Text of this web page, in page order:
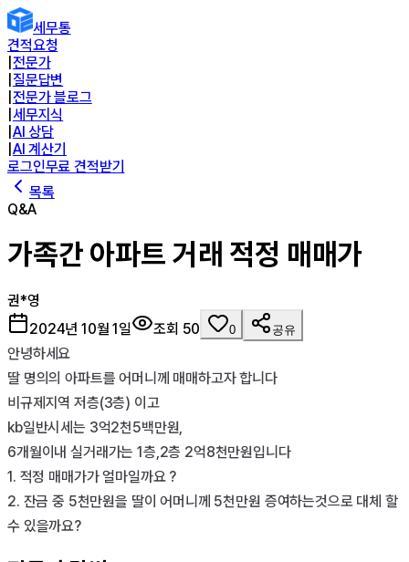
세무통
견적요청
전문가
질문답변
전문가 블로그
세무지식
AI 상담
AI 계산기
로그인무료 견적받기
목록
Q&A
가족간 아파트 거래 적정 매매가
권*영
2024년 10월 1일
조회 50 0 공유
안녕하세요
딸 명의의 아파트를 어머니께 매매하고자 합니다
비규제지역 저층(3층) 이고
kb일반시세는 3억2천5백만원,
6개월이내 실거래가는 1층,2층 2억8천만원입니다
1. 적정 매매가가 얼마일까요 ?
2. 잔금 중 5천만원을 딸이 어머니께 5천만원 증여하는것으로 대체 할
수 있을까요?